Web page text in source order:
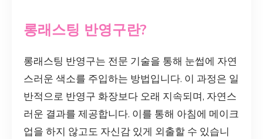
롱래스팅 반영구란?
롱래스팅 반영구는 전문 기술을 통해 눈썹에 자연
스러운 색소를 주입하는 방법입니다. 이 과정은 일
반적으로 반영구 화장보다 오래 지속되며, 자연스
러운 결과를 제공합니다. 이를 통해 아침에 메이크
업을 하지 않고도 자신감 있게 외출할 수 있습니